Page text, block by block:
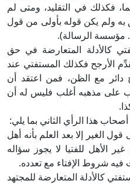
فكذلك في التقليد، ومتى لم
به ولم يكن قوله بأولى من قول
كالأدلة المتعارضة في حق
الأرجح فكذلك المستفتي عند
دائر مع الظن، فمن اعتقد أن
على مذهبه أغلب فليس له أن
هذا الرأي الثاني بما يلي:
الغير إلا بعد العلم بأنه أهل
الأهل للفتيا لا يجوز سؤاله
شروط الإفتاء مع تعدده.
كالأدلة المتعارضة للمجتهد